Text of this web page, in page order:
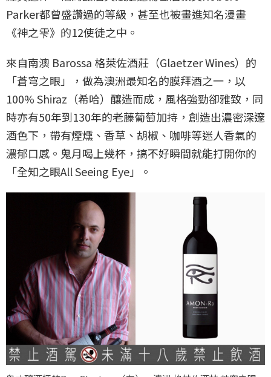
Parker都曾盛讚過的等級，甚至也被畫進知名漫畫
《神之雫》的12使徒之中。
來自南澳 Barossa 格萊佐酒莊（Glaetzer Wines）的
「蒼穹之眼」，做為澳洲最知名的膜拜酒之一，以
100% Shiraz（希哈）釀造而成，風格強勁卻雅致，同
時亦有50年到130年的老藤葡萄加持，創造出濃密深邃
酒色下，帶有煙燻、香草、胡椒、咖啡等迷人香氣的
濃郁口感。鬼月喝上幾杯，搞不好瞬間就能打開你的
「全知之眼All Seeing Eye」。